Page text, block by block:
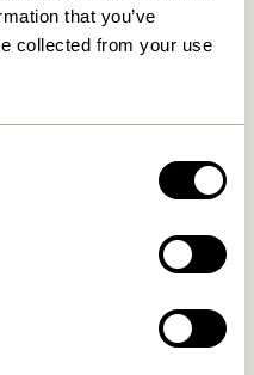
that you’ve
collected from your use